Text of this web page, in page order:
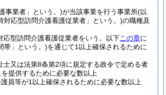
事業者」という。)が当該事業を行う事業所(以
対応型訪問介護看護従業者」という。)の職種及
型訪問介護看護従業者をいう。以下この章に
帯」という。)を通じて1以上確保されるために
又は法第8条第2項に規定する政令で定める者
提供するために必要な数以上
員等が1以上確保されるために必要な数以上